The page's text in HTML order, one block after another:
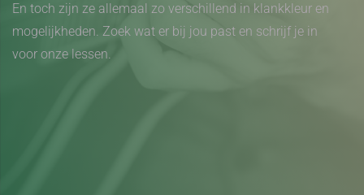
En toch zijn ze allemaal zo verschillend in klankkleur en
mogelijkheden. Zoek wat er bij jou past en schrijf je in
voor onze lessen.